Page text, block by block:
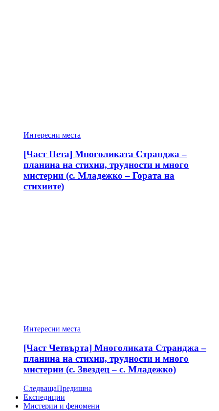
Интересни места
[Част Пета] Многоликата Странджа –
планина на стихии, трудности и много
мистерии (с. Младежко – Гората на
стихиите)
Интересни места
[Част Четвърта] Многоликата Странджа –
планина на стихии, трудности и много
мистерии (с. Звездец – с. Младежко)
СледващаПредишна
Експедиции
Мистерии и феномени